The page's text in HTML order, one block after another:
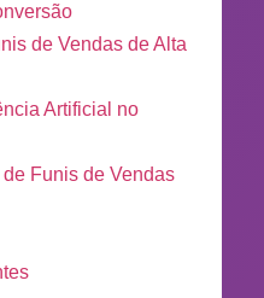
de Vendas de Alta
Artificial no
Funis de Vendas